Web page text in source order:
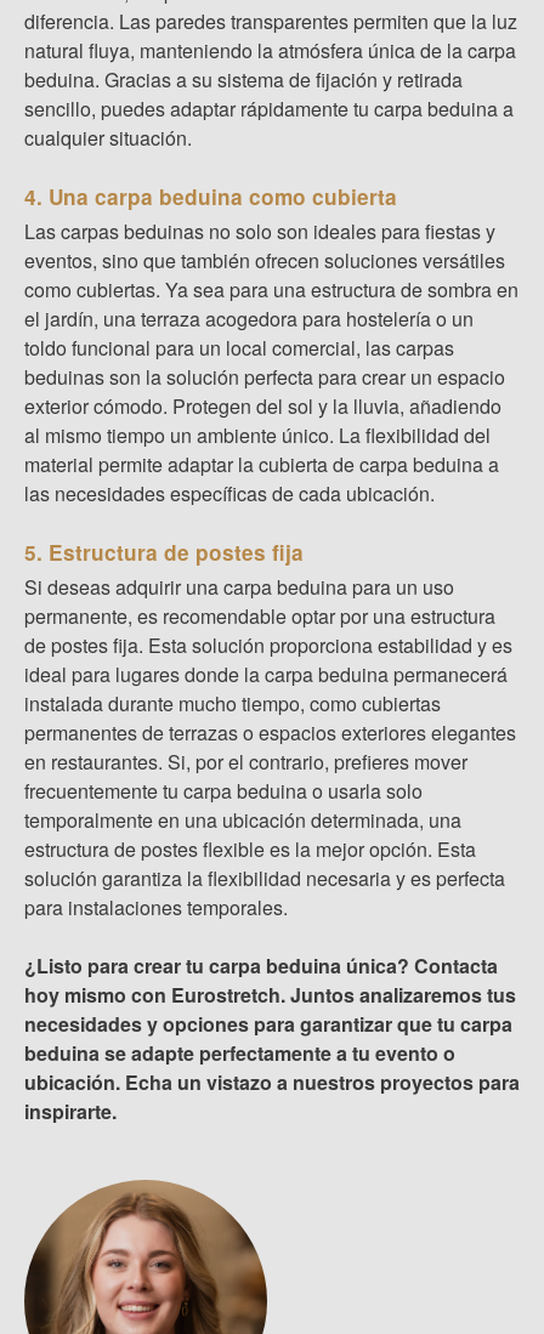
diferencia. Las paredes transparentes permiten que la luz
natural fluya, manteniendo la atmósfera única de la carpa
beduina. Gracias a su sistema de fijación y retirada
sencillo, puedes adaptar rápidamente tu carpa beduina a
cualquier situación.
4. Una carpa beduina como cubierta
Las carpas beduinas no solo son ideales para fiestas y
eventos, sino que también ofrecen soluciones versátiles
como cubiertas. Ya sea para una estructura de sombra en
el jardín, una terraza acogedora para hostelería o un
toldo funcional para un local comercial, las carpas
beduinas son la solución perfecta para crear un espacio
exterior cómodo. Protegen del sol y la lluvia, añadiendo
al mismo tiempo un ambiente único. La flexibilidad del
material permite adaptar la cubierta de carpa beduina a
las necesidades específicas de cada ubicación.
5. Estructura de postes fija
Si deseas adquirir una carpa beduina para un uso
permanente, es recomendable optar por una estructura
de postes fija. Esta solución proporciona estabilidad y es
ideal para lugares donde la carpa beduina permanecerá
instalada durante mucho tiempo, como cubiertas
permanentes de terrazas o espacios exteriores elegantes
en restaurantes. Si, por el contrario, prefieres mover
frecuentemente tu carpa beduina o usarla solo
temporalmente en una ubicación determinada, una
estructura de postes flexible es la mejor opción. Esta
solución garantiza la flexibilidad necesaria y es perfecta
para instalaciones temporales.
¿Listo para crear tu carpa beduina única? Contacta
hoy mismo con Eurostretch. Juntos analizaremos tus
necesidades y opciones para garantizar que tu carpa
beduina se adapte perfectamente a tu evento o
ubicación. Echa un vistazo a nuestros proyectos para
inspirarte.